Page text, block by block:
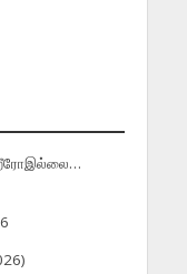
ஹீரோஇல்லை…